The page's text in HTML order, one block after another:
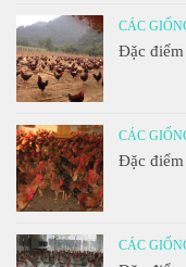
CÁC
Đặc điểm
CÁC
Đặc điểm
CÁC